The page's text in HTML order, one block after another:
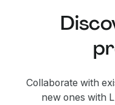
Collaborate with
new ones with